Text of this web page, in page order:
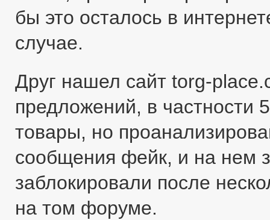
бы это осталось в
случае.
Друг нашел сайт torg-
предложений, в частности
товары, но
сообщения фейк, и на нем
заблокировали после
на том форуме.